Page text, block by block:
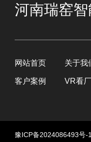
河南瑞窑
网站首页 关于我
客户案例 VR看厂
豫ICP备2024086493号-